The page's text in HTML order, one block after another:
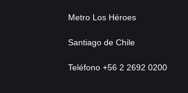
Metro Los Héroes
Santiago de Chile
Teléfono +56 2 2692 0200